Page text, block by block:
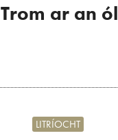
Trom ar an ól
LITRÍOCHT